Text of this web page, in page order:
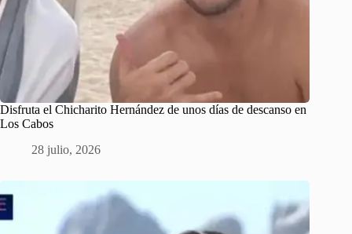
Disfruta el Chicharito Hernández de unos días de descanso en
Los Cabos
28 julio, 2026